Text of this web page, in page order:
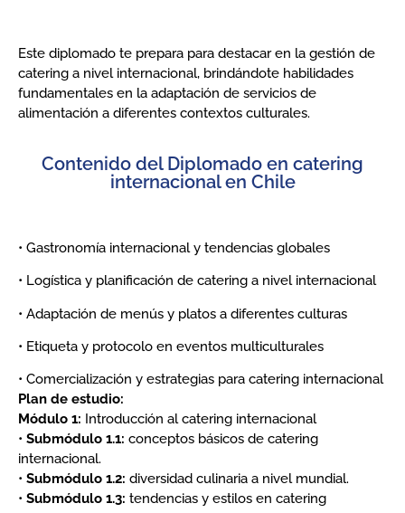
Este diplomado te prepara para destacar en la gestión de
catering a nivel internacional, brindándote habilidades
fundamentales en la adaptación de servicios de
alimentación a diferentes contextos culturales.
Contenido del Diplomado en catering
internacional en Chile
• Gastronomía internacional y tendencias globales
• Logística y planificación de catering a nivel internacional
• Adaptación de menús y platos a diferentes culturas
• Etiqueta y protocolo en eventos multiculturales
• Comercialización y estrategias para catering internacional
Plan de estudio:
Módulo 1: Introducción al catering internacional
• Submódulo 1.1: conceptos básicos de catering
internacional.
• Submódulo 1.2: diversidad culinaria a nivel mundial.
• Submódulo 1.3: tendencias y estilos en catering